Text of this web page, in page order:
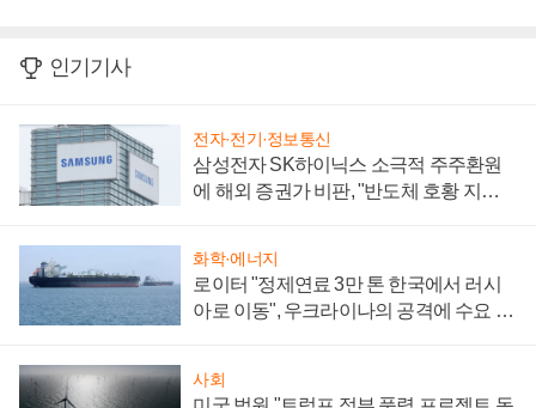
인기기사
전자·전기·정보통신
삼성전자 SK하이닉스 소극적 주주환원
에 해외 증권가 비판, "반도체 호황 지속
화학·에너지
로이터 "정제연료 3만 톤 한국에서 러시
아로 이동", 우크라이나의 공격에 수요 늘
사회